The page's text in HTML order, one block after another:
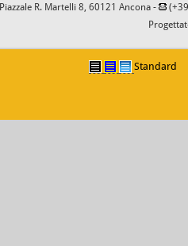
Piazzale R. Martelli 8, 60121 Ancona -
Standard